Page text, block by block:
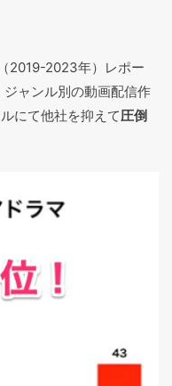
2019-2023年）レポー
ャンル別の動画配信作
にて他社を抑えて圧倒